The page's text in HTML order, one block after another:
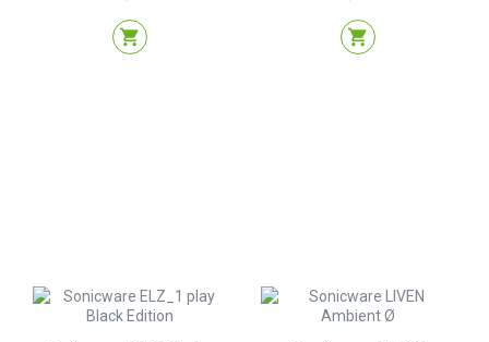
shopping_cart shopping_cart